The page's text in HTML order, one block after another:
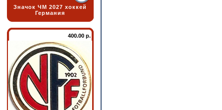
Значок ЧМ 2027 хоккей
Германия
400.00 р.